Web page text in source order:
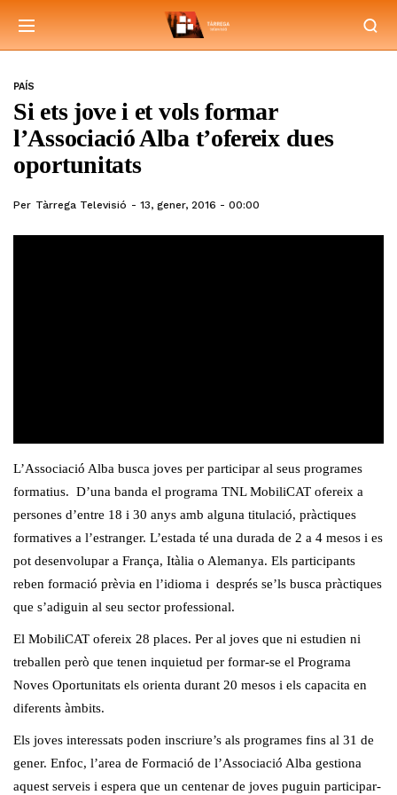
PAÍS
Si ets jove i et vols formar
l’Associació Alba t’ofereix dues
oportunitats
Per Tàrrega Televisió 13, gener, 2016 - 00:00
L’Associació Alba busca joves per participar al seus programes
formatius. D’una banda el programa TNL MobiliCAT ofereix a
persones d’entre 18 i 30 anys amb alguna titulació, pràctiques
formatives a l’estranger. L’estada té una durada de 2 a 4 mesos i es
pot desenvolupar a França, Itàlia o Alemanya. Els participants
reben formació prèvia en l’idioma i després se’ls busca pràctiques
que s’adiguin al seu sector professional.
El MobiliCAT ofereix 28 places. Per al joves que ni estudien ni
treballen però que tenen inquietud per formar-se el Programa
Noves Oportunitats els orienta durant 20 mesos i els capacita en
diferents àmbits.
Els joves interessats poden inscriure’s als programes fins al 31 de
gener. Enfoc, l’area de Formació de l’Associació Alba gestiona
aquest serveis i espera que un centenar de joves puguin participar-